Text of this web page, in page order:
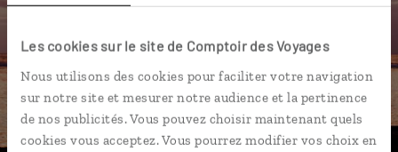
Les cookies sur le site de Comptoir des Voyages
Nous utilisons des cookies pour faciliter votre navigation
sur notre site et mesurer notre audience et la pertinence
de nos publicités. Vous pouvez choisir maintenant quels
cookies vous acceptez. Vous pourrez modifier vos choix en
connectés en agence, mais aussi par email ou
pendant et après votre voyage.